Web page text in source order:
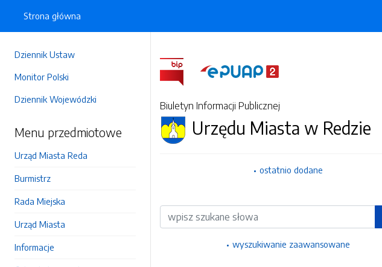
Dziennik Ustaw
Monitor Polski
Dziennik Wojewódzki
Menu przedmiotowe
Urząd Miasta Reda
Burmistrz
Rada Miejska
Urząd Miasta
Informacje
Strona główna
Biuletyn Informacji Publicznej
Urzędu Miasta w Redzie
ostatnio dodane
Wyszukiwarka
wyszukiwanie zaawansowane